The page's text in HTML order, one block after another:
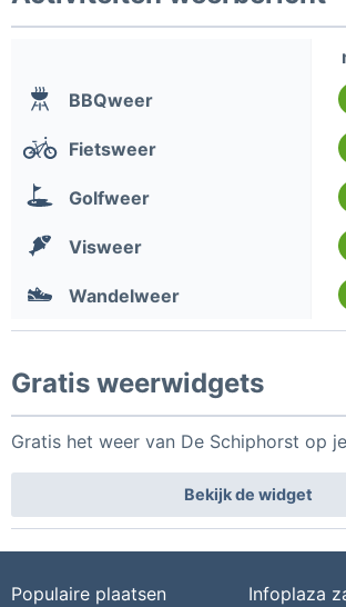
BBQweer
Fietsweer
Golfweer
Visweer
Wandelweer
Gratis weerwidgets
Gratis het weer van De Schiphorst op
Bekijk de widget
Populaire plaatsen
Infoplaza